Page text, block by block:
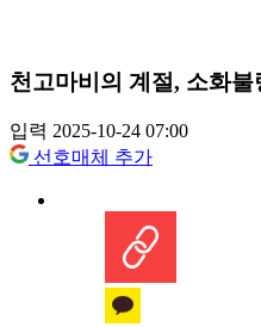
천고마비의 계절, 소화불
입력 2025-10-24 07:00
선호매체 추가